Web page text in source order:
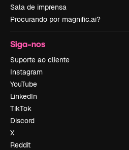
Sala de imprensa
Procurando por magnific.ai?
Siga-nos
Suporte ao cliente
Instagram
YouTube
LinkedIn
TikTok
Discord
X
Reddit